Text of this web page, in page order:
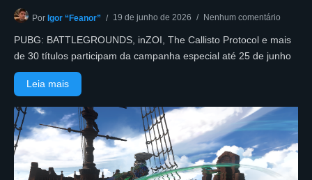
Por Igor “Feanor” 19 de junho de 2026 Nenhum comentário
PUBG: BATTLEGROUNDS, inZOI, The Callisto Protocol e mais
de 30 títulos participam da campanha especial até 25 de junho
Leia mais